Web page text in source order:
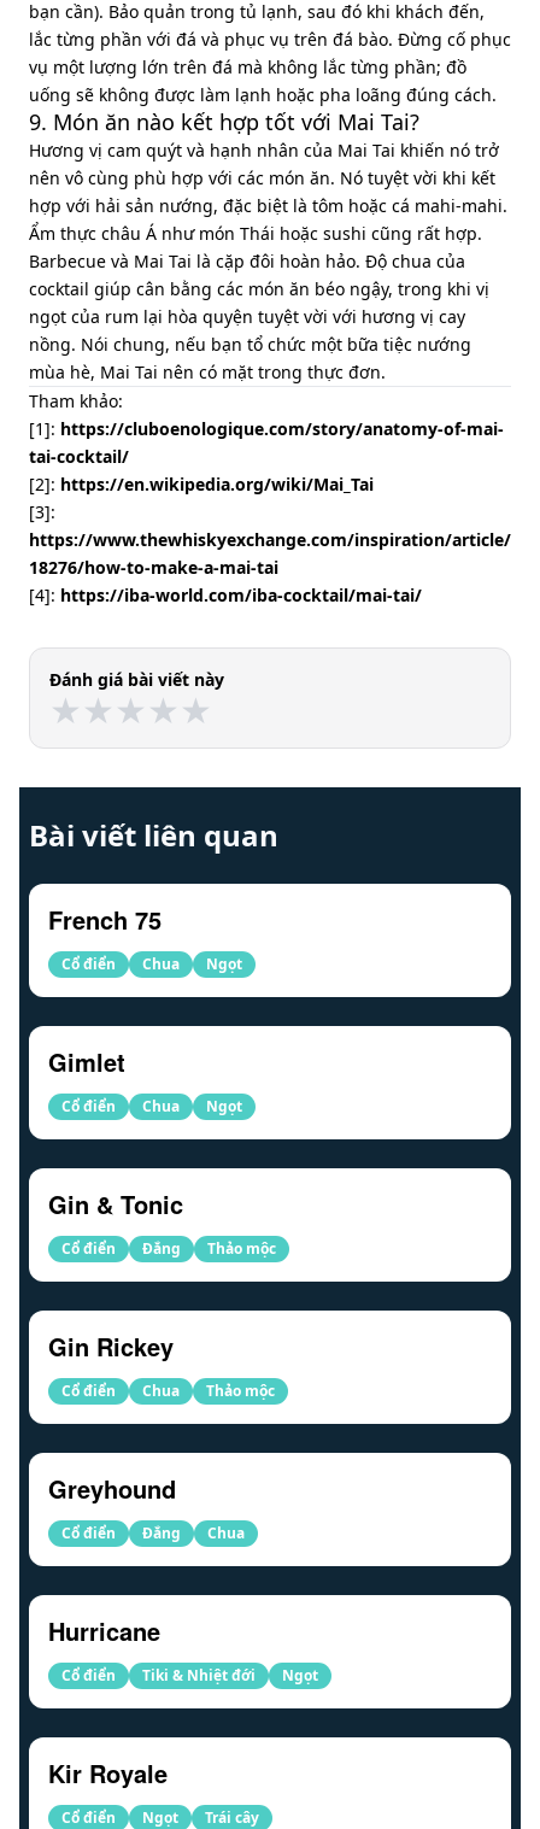
bạn cần). Bảo quản trong tủ lạnh, sau đó khi khách đến,
lắc từng phần với đá và phục vụ trên đá bào. Đừng cố phục
vụ một lượng lớn trên đá mà không lắc từng phần; đồ
uống sẽ không được làm lạnh hoặc pha loãng đúng cách.
9. Món ăn nào kết hợp tốt với Mai Tai?
Hương vị cam quýt và hạnh nhân của Mai Tai khiến nó trở
nên vô cùng phù hợp với các món ăn. Nó tuyệt vời khi kết
hợp với hải sản nướng, đặc biệt là tôm hoặc cá mahi-mahi.
Ẩm thực châu Á như món Thái hoặc sushi cũng rất hợp.
Barbecue và Mai Tai là cặp đôi hoàn hảo. Độ chua của
cocktail giúp cân bằng các món ăn béo ngậy, trong khi vị
ngọt của rum lại hòa quyện tuyệt vời với hương vị cay
nồng. Nói chung, nếu bạn tổ chức một bữa tiệc nướng
mùa hè, Mai Tai nên có mặt trong thực đơn.
Tham khảo:
[1]: https://cluboenologique.com/story/anatomy-of-mai-
tai-cocktail/
[2]: https://en.wikipedia.org/wiki/Mai_Tai
[3]:
https://www.thewhiskyexchange.com/inspiration/article/
18276/how-to-make-a-mai-tai
[4]: https://iba-world.com/iba-cocktail/mai-tai/
Đánh giá bài viết này
★
★★
★★
★★
★★
★
Bài viết liên quan
French 75
Cổ điển Chua Ngọt
Gimlet
Cổ điển Chua Ngọt
Gin & Tonic
Cổ điển Đắng Thảo mộc
Gin Rickey
Cổ điển Chua Thảo mộc
Greyhound
Cổ điển Đắng Chua
Hurricane
Cổ điển Tiki & Nhiệt đới Ngọt
Kir Royale
Cổ điển Ngọt Trái cây